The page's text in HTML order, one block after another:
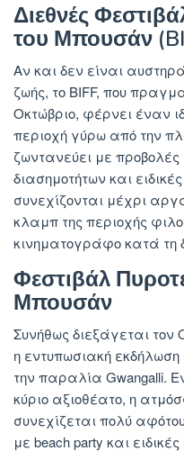
Διεθνές
του Μπουσάν
Αν και δεν είναι
ζωής, το BIFF, που
Οκτώβριο, φέρνει έναν
περιοχή γύρω από την
ζωντανεύει με προβολές
διασημοτήτων και
συνεχίζονται μέχρι
κλαμπ της περιοχής
κινηματογράφο κατά τη
Φεστιβάλ
Μπουσάν
Συνήθως διεξάγεται τον
η εντυπωσιακή
την παραλία Gwangalli.
κύριο αξιοθέατο, η
συνεχίζεται πολύ
με beach party και